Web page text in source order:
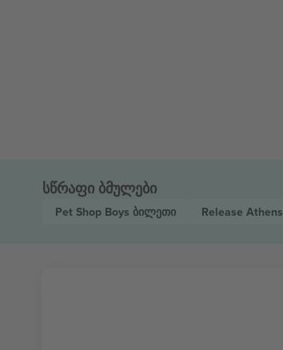
სწრაფი ბმულები
Pet Shop Boys ბილეთი Release